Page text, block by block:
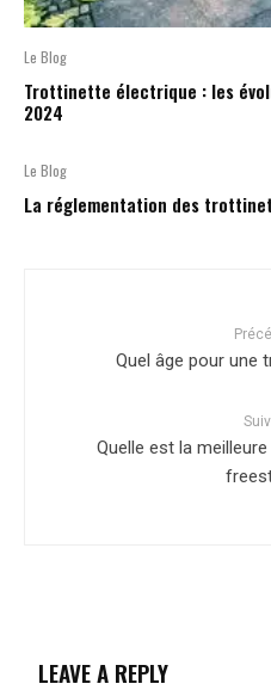
Le Blog
Trottinette électrique : les
2024
Le Blog
La réglementation des
Quel âge pour une
Quelle est la
LEAVE A REPLY